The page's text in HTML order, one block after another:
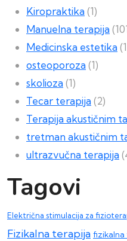
Kiropraktika (1)
Manuelna terapija
Medicinska estetika
osteoporoza (1)
skolioza (1)
Tecar terapija (2)
Terapija akustičnim
tretman akustičnim
ultrazvučna terapija
Tagovi
Električna stimulacija za
Fizikalna terapija fizikalna